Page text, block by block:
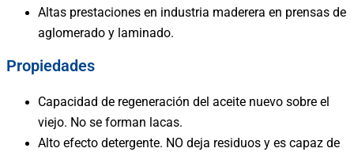
Altas prestaciones en industria maderera en prensas de
aglomerado y laminado.
Propiedades
Capacidad de regeneración del aceite nuevo sobre el
viejo. No se forman lacas.
Alto efecto detergente. NO deja residuos y es capaz de